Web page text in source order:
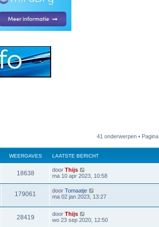
41 onderwerpen • Pagina
WEERGAVES LAATSTE BERICHT
18638W
e
L
a
s
t
e
b
e
r
door Thijs
ma 10 apr 2023, 10:58
179061
e
L
a
t
s
t
door Tomaatje
ma 02 jan 2023, 13:27
28419W
L
a
door Thijs
wo 23 sep 2020, 12:50